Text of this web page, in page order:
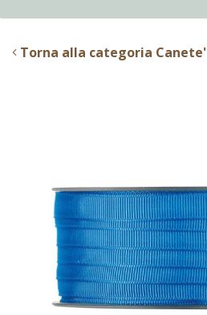
Torna alla categoria Canete'